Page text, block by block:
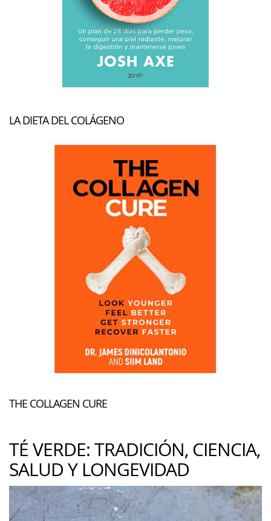
LA DIETA DEL COLÁGENO
THE COLLAGEN CURE
TÉ VERDE: TRADICIÓN, CIENCIA,
SALUD Y LONGEVIDAD